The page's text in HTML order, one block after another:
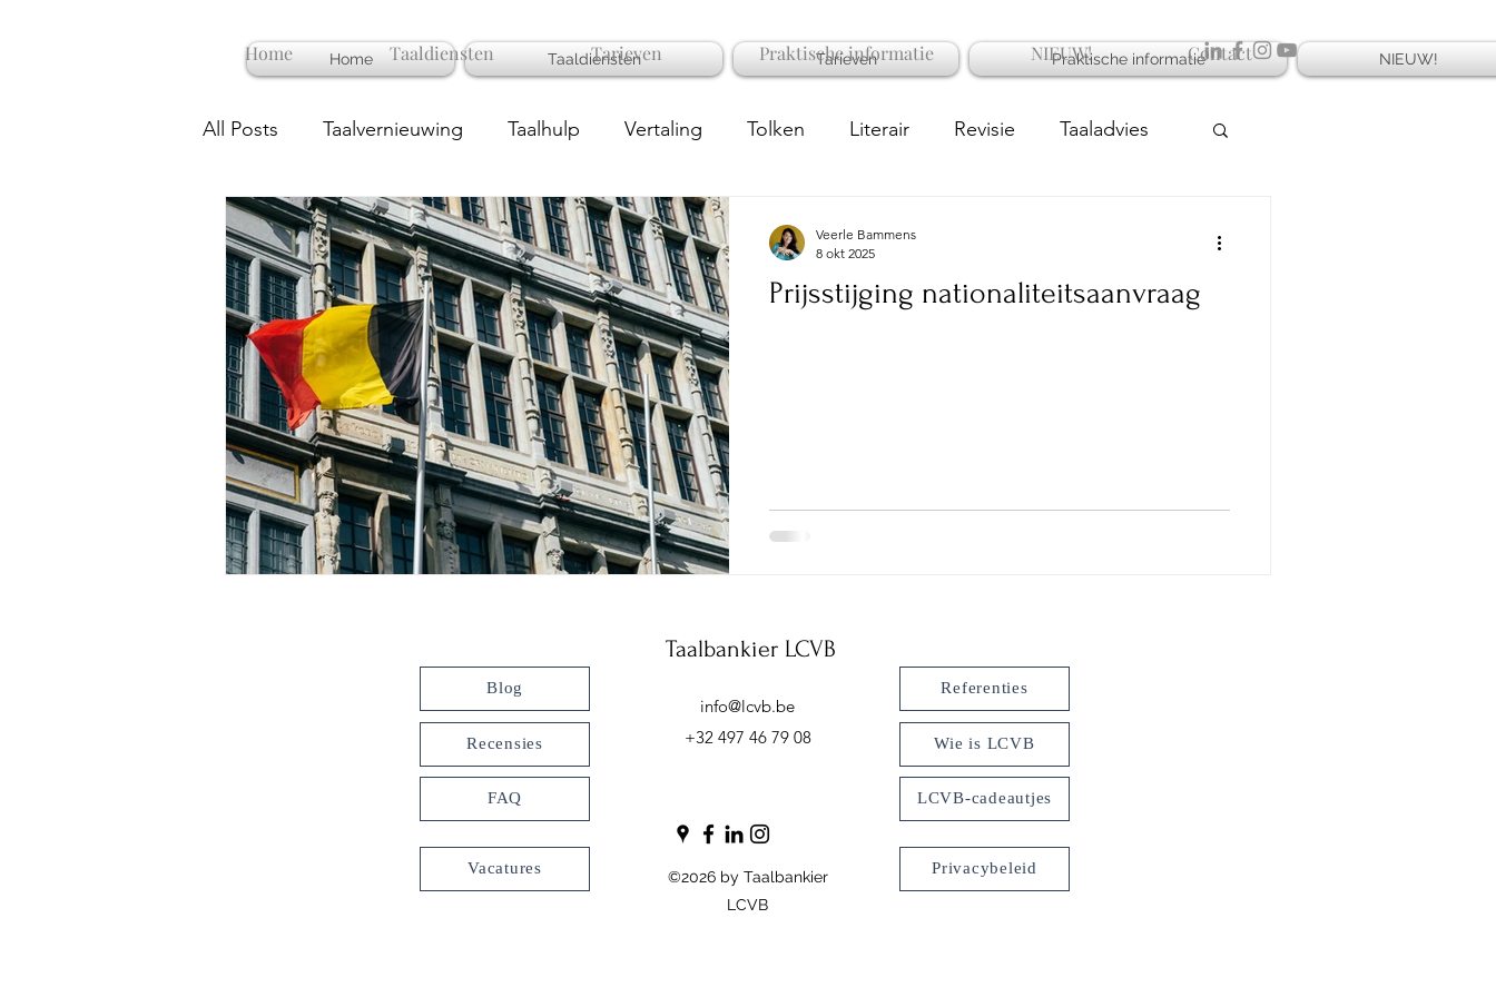
Home Taaldiensten Tarieven Praktische informatie NIEUW! Contact
All Posts Taalvernieuwing Taalhulp Vertaling Tolken Literair Revisie Taaladvies
Deadline Proeflezen SEO-vertalen Taalondernemer
Prijsstijging nationaliteitsaanvraag
Veerle Bammens
8 okt 2025
Home Taaldiensten Tarieven Praktische informatie NIEUW!
Taalbankier LCVB
Blog
Recensies
FAQ
info@lcvb.be
+32 497 46 79 08
Referenties
Wie is LCVB
LCVB-cadeautjes
Vacatures
©2026 by Taalbankier
LCVB
Privacybeleid